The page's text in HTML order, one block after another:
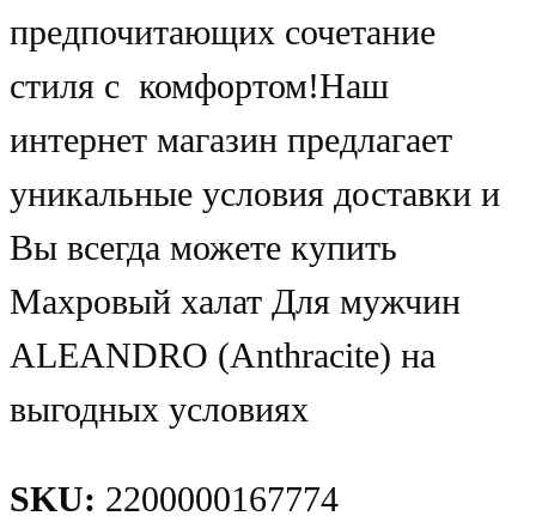
предпочитающих сочетание
стиля с комфортом!Наш
интернет магазин предлагает
уникальные условия доставки и
Вы всегда можете купить
Махровый халат Для мужчин
ALEANDRO (Anthracite) на
выгодных условиях
SKU: 2200000167774